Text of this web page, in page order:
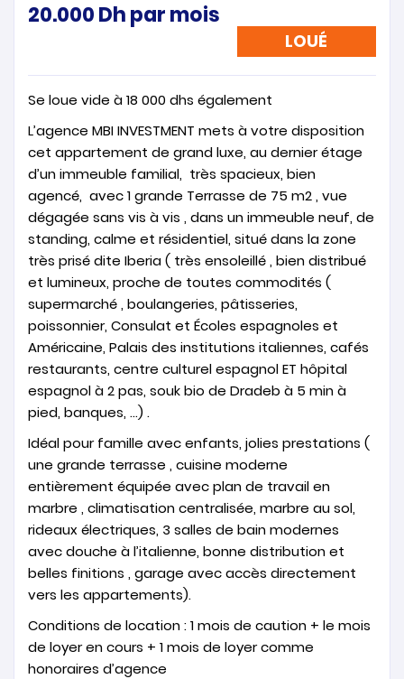
20.000Dhpar mois
LOUÉ
Se loue vide à 18 000 dhs également
L’agence MBI INVESTMENT mets à votre disposition
cet appartement de grand luxe, au dernier étage
d’un immeuble familial, très spacieux, bien
agencé, avec 1 grande Terrasse de 75 m2 , vue
dégagée sans vis à vis , dans un immeuble neuf, de
standing, calme et résidentiel, situé dans la zone
très prisé dite Iberia ( très ensoleillé , bien distribué
et lumineux, proche de toutes commodités (
supermarché , boulangeries, pâtisseries,
poissonnier, Consulat et Écoles espagnoles et
Américaine, Palais des institutions italiennes, cafés
restaurants, centre culturel espagnol ET hôpital
espagnol à 2 pas, souk bio de Dradeb à 5 min à
pied, banques, …) .
Idéal pour famille avec enfants, jolies prestations (
une grande terrasse , cuisine moderne
entièrement équipée avec plan de travail en
marbre , climatisation centralisée, marbre au sol,
rideaux électriques, 3 salles de bain modernes
avec douche à l’italienne, bonne distribution et
belles finitions , garage avec accès directement
vers les appartements).
Conditions de location : 1 mois de caution + le mois
de loyer en cours + 1 mois de loyer comme
honoraires d’agence